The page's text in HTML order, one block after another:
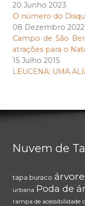
20 Junho 2023
O número do
08 Dezembro 2022
Campo de São
atrações para o
15 Julho 2015
LEUCENA: UMA
Nuvem de
tapa buraco
urbana Poda de
rampa de acessibilidade